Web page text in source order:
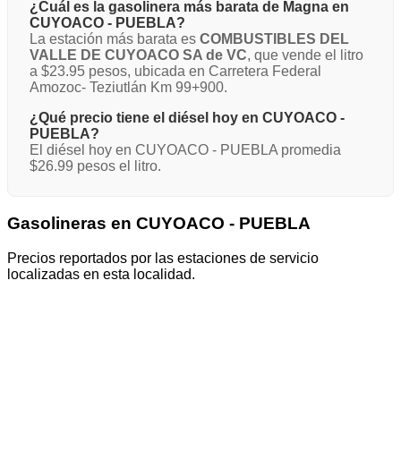
¿Cuál es la gasolinera más barata de Magna en
CUYOACO - PUEBLA?
La estación más barata es COMBUSTIBLES DEL
VALLE DE CUYOACO SA de VC, que vende el litro
a $23.95 pesos, ubicada en Carretera Federal
Amozoc- Teziutlán Km 99+900.
¿Qué precio tiene el diésel hoy en CUYOACO -
PUEBLA?
El diésel hoy en CUYOACO - PUEBLA promedia
$26.99 pesos el litro.
Gasolineras en CUYOACO - PUEBLA
Precios reportados por las estaciones de servicio
localizadas en esta localidad.